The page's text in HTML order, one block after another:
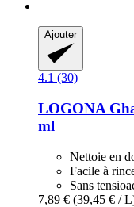
Ajouter
4.1 (30)
LOGONA
ml
Nettoie en
Facile à
Sans
7,89 € (39,45 € /